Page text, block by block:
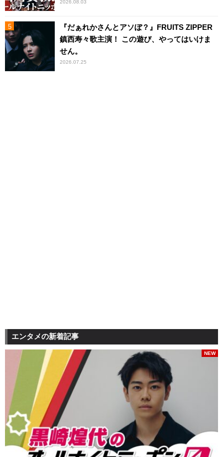
2026.08.03
『だぁれかさんとアソぼ？』FRUITS ZIPPER
鎮西寿々歌主演！ この遊び、やってはいけま
せん。
2026.07.25
エンタメの新着記事
NEW